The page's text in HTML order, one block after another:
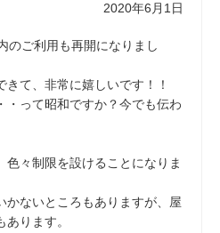
2020年6月1日
のご利用も再開になりまし
て、非常に嬉しいです！！
・って昭和ですか？今でも伝わ
色々制限を設けることになりま
かないところもありますが、屋
ります。